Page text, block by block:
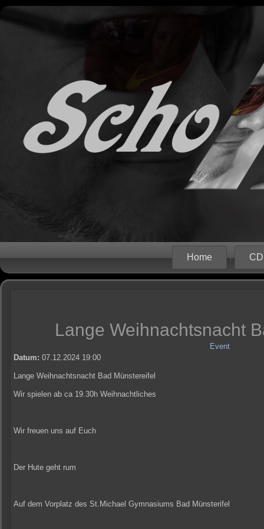
Home CD
Lange Weihnachtsnacht
Event
Datum: 07.12.2024 19:00
Lange Weihnachtsnacht Bad Münstereifel
Wir spielen ab ca 19.30h Weihnachtliches
Wir freuen uns auf Euch
Der Hute geht rum
Auf dem Vorplatz des St.Michael Gymnasiums Bad Münsterifel